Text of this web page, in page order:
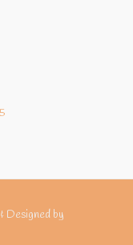
Designed by